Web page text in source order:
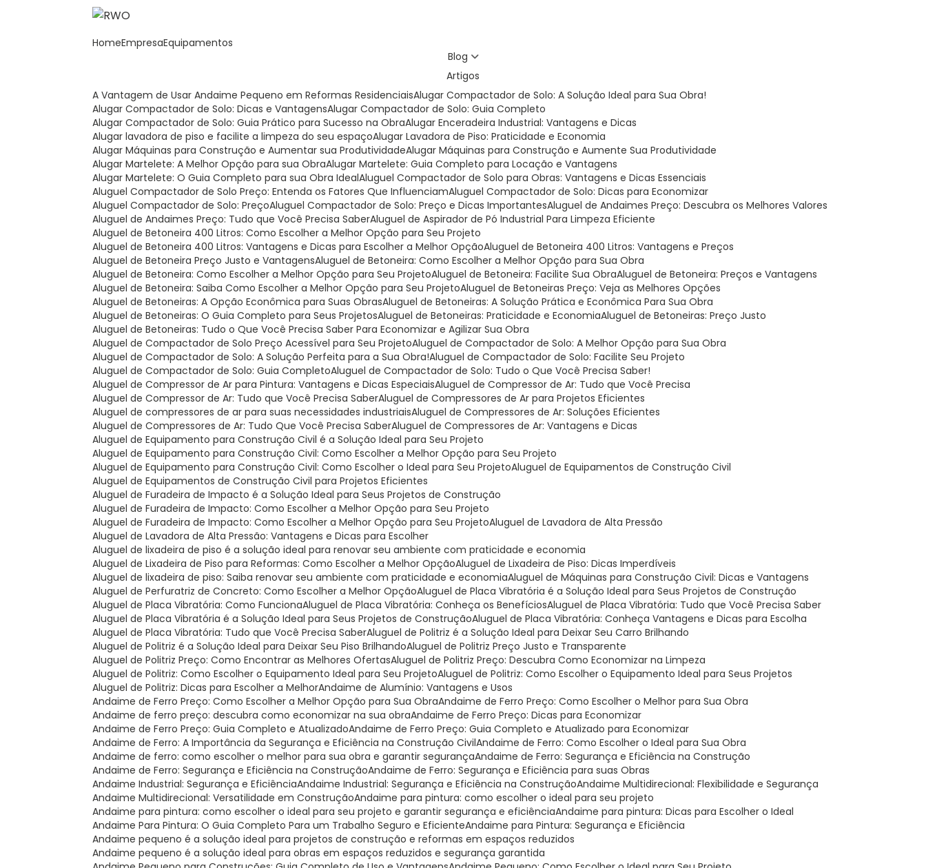
Home Empresa Equipamentos
Blog
Artigos
A Vantagem de Usar Andaime Pequeno em Reformas Residenciais Alugar Compactador de Solo: A Solução Ideal para Sua Obra!
Alugar Compactador de Solo: Dicas e Vantagens Alugar Compactador de Solo: Guia Completo
Alugar Compactador de Solo: Guia Prático para Sucesso na Obra Alugar Enceradeira Industrial: Vantagens e Dicas
Alugar lavadora de piso e facilite a limpeza do seu espaço Alugar Lavadora de Piso: Praticidade e Economia
Alugar Máquinas para Construção e Aumentar sua Produtividade Alugar Máquinas para Construção e Aumente Sua Produtividade
Alugar Martelete: A Melhor Opção para sua Obra Alugar Martelete: Guia Completo para Locação e Vantagens
Alugar Martelete: O Guia Completo para sua Obra Ideal Aluguel Compactador de Solo para Obras: Vantagens e Dicas Essenciais
Aluguel Compactador de Solo Preço: Entenda os Fatores Que Influenciam Aluguel Compactador de Solo: Dicas para Economizar
Aluguel Compactador de Solo: Preço Aluguel Compactador de Solo: Preço e Dicas Importantes Aluguel de Andaimes Preço: Descubra os Melhores Valores
Aluguel de Andaimes Preço: Tudo que Você Precisa Saber Aluguel de Aspirador de Pó Industrial Para Limpeza Eficiente
Aluguel de Betoneira 400 Litros: Como Escolher a Melhor Opção para Seu Projeto
Aluguel de Betoneira 400 Litros: Vantagens e Dicas para Escolher a Melhor Opção Aluguel de Betoneira 400 Litros: Vantagens e Preços
Aluguel de Betoneira Preço Justo e Vantagens Aluguel de Betoneira: Como Escolher a Melhor Opção para Sua Obra
Aluguel de Betoneira: Como Escolher a Melhor Opção para Seu Projeto Aluguel de Betoneira: Facilite Sua Obra Aluguel de Betoneira: Preços e Vantagens
Aluguel de Betoneira: Saiba Como Escolher a Melhor Opção para Seu Projeto Aluguel de Betoneiras Preço: Veja as Melhores Opções
Aluguel de Betoneiras: A Opção Econômica para Suas Obras Aluguel de Betoneiras: A Solução Prática e Econômica Para Sua Obra
Aluguel de Betoneiras: O Guia Completo para Seus Projetos Aluguel de Betoneiras: Praticidade e Economia Aluguel de Betoneiras: Preço Justo
Aluguel de Betoneiras: Tudo o Que Você Precisa Saber Para Economizar e Agilizar Sua Obra
Aluguel de Compactador de Solo Preço Acessível para Seu Projeto Aluguel de Compactador de Solo: A Melhor Opção para Sua Obra
Aluguel de Compactador de Solo: A Solução Perfeita para a Sua Obra! Aluguel de Compactador de Solo: Facilite Seu Projeto
Aluguel de Compactador de Solo: Guia Completo Aluguel de Compactador de Solo: Tudo o Que Você Precisa Saber!
Aluguel de Compressor de Ar para Pintura: Vantagens e Dicas Especiais Aluguel de Compressor de Ar: Tudo que Você Precisa
Aluguel de Compressor de Ar: Tudo que Você Precisa Saber Aluguel de Compressores de Ar para Projetos Eficientes
Aluguel de compressores de ar para suas necessidades industriais Aluguel de Compressores de Ar: Soluções Eficientes
Aluguel de Compressores de Ar: Tudo Que Você Precisa Saber Aluguel de Compressores de Ar: Vantagens e Dicas
Aluguel de Equipamento para Construção Civil é a Solução Ideal para Seu Projeto
Aluguel de Equipamento para Construção Civil: Como Escolher a Melhor Opção para Seu Projeto
Aluguel de Equipamento para Construção Civil: Como Escolher o Ideal para Seu Projeto Aluguel de Equipamentos de Construção Civil
Aluguel de Equipamentos de Construção Civil para Projetos Eficientes
Aluguel de Furadeira de Impacto é a Solução Ideal para Seus Projetos de Construção
Aluguel de Furadeira de Impacto: Como Escolher a Melhor Opção para Seu Projeto
Aluguel de Furadeira de Impacto: Como Escolher a Melhor Opção para Seu Projeto Aluguel de Lavadora de Alta Pressão
Aluguel de Lavadora de Alta Pressão: Vantagens e Dicas para Escolher
Aluguel de lixadeira de piso é a solução ideal para renovar seu ambiente com praticidade e economia
Aluguel de Lixadeira de Piso para Reformas: Como Escolher a Melhor Opção Aluguel de Lixadeira de Piso: Dicas Imperdíveis
Aluguel de lixadeira de piso: Saiba renovar seu ambiente com praticidade e economia Aluguel de Máquinas para Construção Civil: Dicas e Vantagens
Aluguel de Perfuratriz de Concreto: Como Escolher a Melhor Opção Aluguel de Placa Vibratória é a Solução Ideal para Seus Projetos de Construção
Aluguel de Placa Vibratória: Como Funciona Aluguel de Placa Vibratória: Conheça os Benefícios Aluguel de Placa Vibratória: Tudo que Você Precisa Saber
Aluguel de Placa Vibratória é a Solução Ideal para Seus Projetos de Construção Aluguel de Placa Vibratória: Conheça Vantagens e Dicas para Escolha
Aluguel de Placa Vibratória: Tudo que Você Precisa Saber Aluguel de Politriz é a Solução Ideal para Deixar Seu Carro Brilhando
Aluguel de Politriz é a Solução Ideal para Deixar Seu Piso Brilhando Aluguel de Politriz Preço Justo e Transparente
Aluguel de Politriz Preço: Como Encontrar as Melhores Ofertas Aluguel de Politriz Preço: Descubra Como Economizar na Limpeza
Aluguel de Politriz: Como Escolher o Equipamento Ideal para Seu Projeto Aluguel de Politriz: Como Escolher o Equipamento Ideal para Seus Projetos
Aluguel de Politriz: Dicas para Escolher a Melhor Andaime de Alumínio: Vantagens e Usos
Andaime de Ferro Preço: Como Escolher a Melhor Opção para Sua Obra Andaime de Ferro Preço: Como Escolher o Melhor para Sua Obra
Andaime de ferro preço: descubra como economizar na sua obra Andaime de Ferro Preço: Dicas para Economizar
Andaime de Ferro Preço: Guia Completo e Atualizado Andaime de Ferro Preço: Guia Completo e Atualizado para Economizar
Andaime de Ferro: A Importância da Segurança e Eficiência na Construção Civil Andaime de Ferro: Como Escolher o Ideal para Sua Obra
Andaime de ferro: como escolher o melhor para sua obra e garantir segurança Andaime de Ferro: Segurança e Eficiência na Construção
Andaime de Ferro: Segurança e Eficiência na Construção Andaime de Ferro: Segurança e Eficiência para suas Obras
Andaime Industrial: Segurança e Eficiência Andaime Industrial: Segurança e Eficiência na Construção Andaime Multidirecional: Flexibilidade e Segurança
Andaime Multidirecional: Versatilidade em Construção Andaime para pintura: como escolher o ideal para seu projeto
Andaime para pintura: como escolher o ideal para seu projeto e garantir segurança e eficiência Andaime para pintura: Dicas para Escolher o Ideal
Andaime Para Pintura: O Guia Completo Para um Trabalho Seguro e Eficiente Andaime para Pintura: Segurança e Eficiência
Andaime pequeno é a solução ideal para projetos de construção e reformas em espaços reduzidos
Andaime pequeno é a solução ideal para obras em espaços reduzidos e segurança garantida